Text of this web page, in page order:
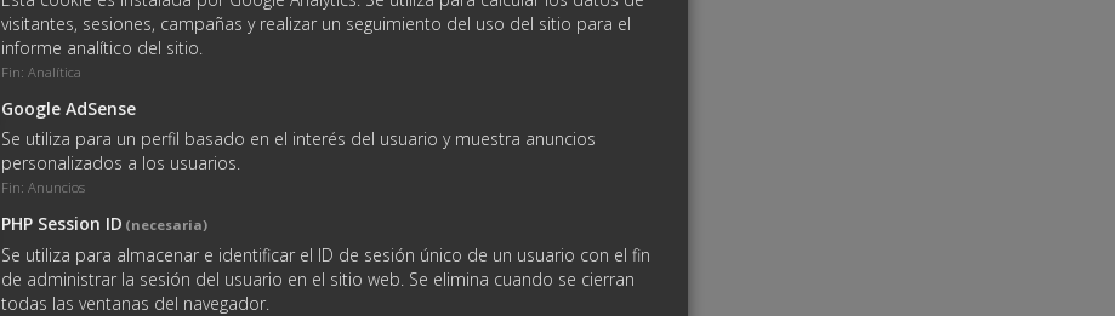
Climatización
Si
visitantes, sesiones, campañas y realizar un seguimiento del uso del sitio para el
informe analítico del sitio.
Fin: Analítica
Google AdSense
Se utiliza para un perfil basado en el interés del usuario y muestra anuncios
personalizados a los usuarios.
Fin: Anuncios
PHP Session ID (necesaria)
Se utiliza para almacenar e identificar el ID de sesión único de un usuario con el fin
de administrar la sesión del usuario en el sitio web. Se elimina cuando se cierran
todas las ventanas del navegador.